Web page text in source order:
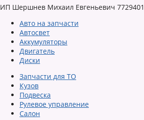
ИП Шершнев Михаил Евгеньевич
Авто на запчасти
Автосвет
Аккумуляторы
Двигатель
Диски
Запчасти для ТО
Кузов
Подвеска
Рулевое управление
Салон